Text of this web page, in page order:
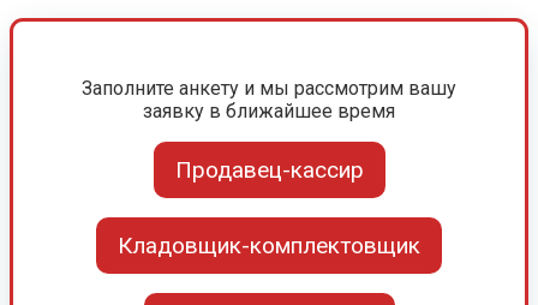
Заполните анкету и мы рассмотрим вашу
заявку в ближайшее время
Продавец-кассир
Кладовщик-комплектовщик